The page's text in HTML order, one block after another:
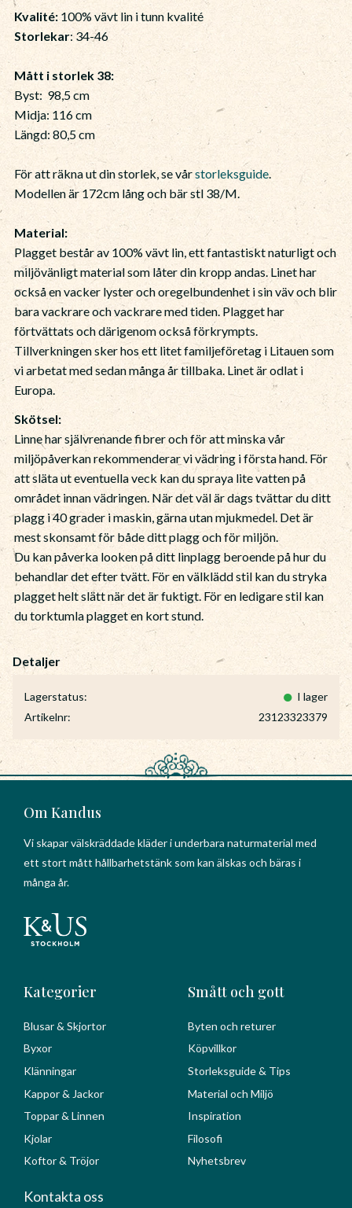
Lagerstatus
I lager
Artikelnr
23123323379
Kvalité: 100% vävt lin i tunn kvalité
Storlekar: 34-46
Mått i storlek 38:
Byst: 98,5 cm
Midja: 116 cm
Längd: 80,5 cm
För att räkna ut din storlek, se vårstorleksguide.
Modellen är 172cm lång och bär stl 38/M.
Material:
Plagget består av 100% vävt lin, ett fantastiskt naturligt och
miljövänligt material som låter din kropp andas. Linet har
också en vacker lyster och oregelbundenhet i sin väv och blir
bara vackrare och vackrare med tiden. Plagget har
förtvättats och därigenom också förkrympts.
Tillverkningen sker hos ett litet familjeföretag i Litauen som
vi arbetat med sedan många år tillbaka. Linet är odlat i
Europa.
Skötsel:
Linne har självrenande fibrer och för att minska vår
miljöpåverkan rekommenderar vi vädring i första hand. För
att släta ut eventuella veck kan du spraya lite vatten på
området innan vädringen. När det väl är dags tvättar du ditt
plagg i 40 grader i maskin, gärna utan mjukmedel. Det är
mest skonsamt för både ditt plagg och för miljön.
Du kan påverka looken på ditt linplagg beroende på hur du
behandlar det efter tvätt. För en välklädd stil kan du stryka
plagget helt slätt när det är fuktigt. För en ledigare stil kan
du torktumla plagget en kort stund.
Om Kandus
Vi skapar välskräddade kläder i underbara naturmaterial med
ett stort mått hållbarhetstänk som kan älskas och bäras i
många år.
Kategorier
Blusar & Skjortor
Byxor
Klänningar
Kappor & Jackor
Toppar & Linnen
Kjolar
Koftor & Tröjor
Smått och gott
Byten och returer
Köpvillkor
Storleksguide & Tips
Material och Miljö
Inspiration
Filosofi
Nyhetsbrev
Kontakta oss